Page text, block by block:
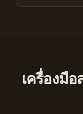
เครื่องมือ